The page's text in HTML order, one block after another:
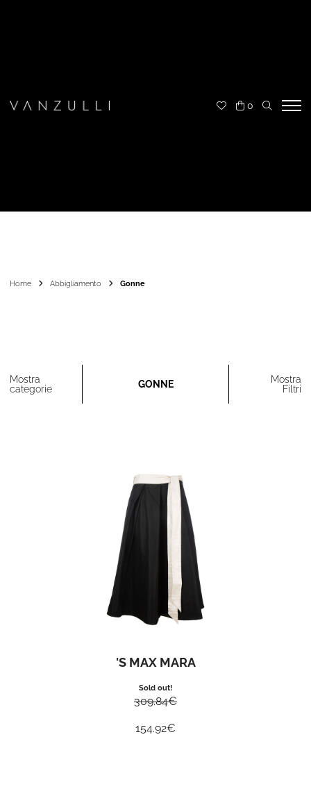
0
Home Abbigliamento Gonne
Mostra
categorie
GONNE
Mostra
Filtri
'S MAX MARA
Sold out!
309.84€
154.92€